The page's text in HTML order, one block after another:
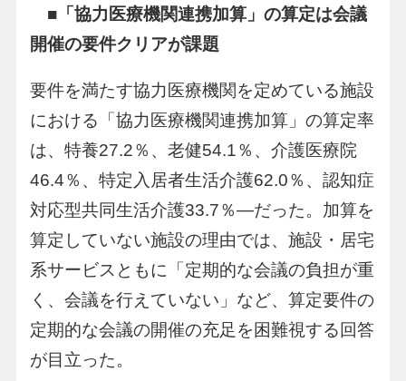
■「協力医療機関連携加算」の算定は会議
開催の要件クリアが課題
要件を満たす協力医療機関を定めている施設
における「協力医療機関連携加算」の算定率
は、特養27.2％、老健54.1％、介護医療院
46.4％、特定入居者生活介護62.0％、認知症
対応型共同生活介護33.7％―だった。加算を
算定していない施設の理由では、施設・居宅
系サービスともに「定期的な会議の負担が重
く、会議を行えていない」など、算定要件の
定期的な会議の開催の充足を困難視する回答
が目立った。